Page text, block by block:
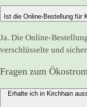
Ist die Online-Bestellung für
Ja. Die Online-
verschlüsselte und
Fragen zum Ökostrom
Erhalte ich in Kirchhain